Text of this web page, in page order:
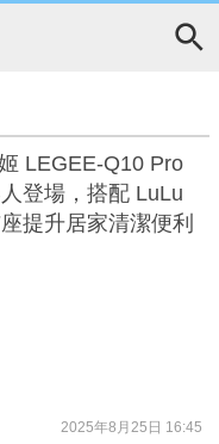
LEGEE-Q10 Pro
登場，搭配 LuLu
提升居家清潔便利
2025年8月25日 16:45